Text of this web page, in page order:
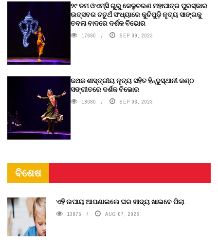
୨୯ ତମ ଓଏମ୍‌ସି ଗୁରୁ କେଳୁଚରଣ ମହାପାତ୍ର ପୁରସ୍କାର
ଉତ୍ସବର ଚତୁର୍ଥ ସଂଧ୍ୟାରେ କୁଚିପୁଡ଼ି ନୃତ୍ୟ ସାଙ୍ଗକୁ
ତବଲା ବାଦରେ ଦର୍ଶକ ବିଭୋର
17680 SEP 09, 2023
କଥକ ଶାସ୍ତ୍ରୀୟ ନୃତ୍ୟ ସହିତ ହିନ୍ଦୁସ୍ଥାନୀ କଣ୍ଠ
ସଙ୍ଗୀତରେ ଦର୍ଶକ ବିଭୋର
18080 SEP 06, 2023
ବିଶେଷ
ଏହି ଉପାୟ ଆପଣାଇଲେ ଘର ଖାଦ୍ୟ ଖାଇବେ ପିଲା
13875 AUG 07, 2026